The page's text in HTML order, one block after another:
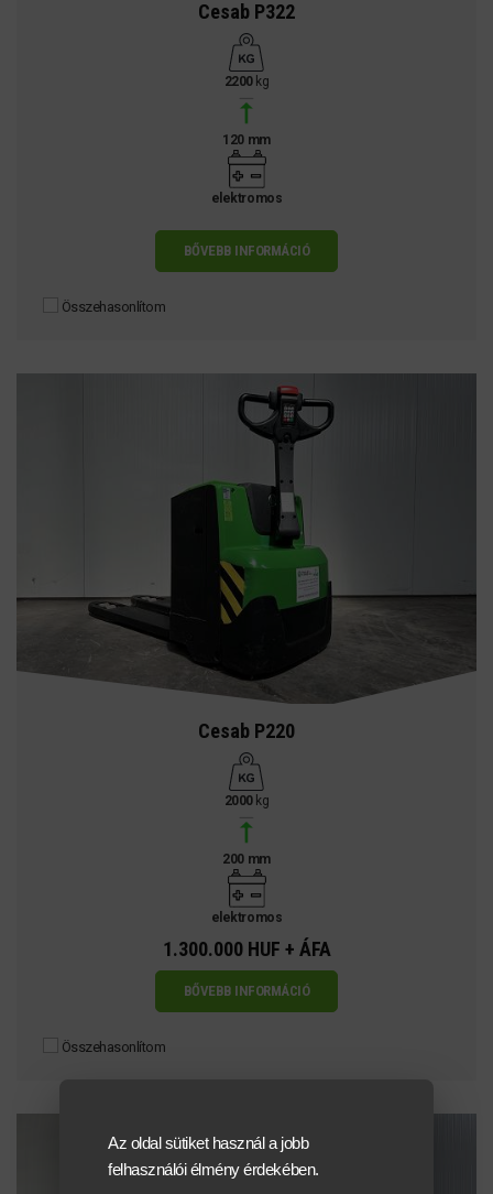
Az oldal sütiket használ a jobb
felhasználói élmény érdekében.
Cesab P322
2200kg
120 mm
elektromos
BŐVEBB INFORMÁCIÓ
Összehasonlítom
Cesab P220
2000kg
200 mm
elektromos
1.300.000 HUF + ÁFA
BŐVEBB INFORMÁCIÓ
Összehasonlítom